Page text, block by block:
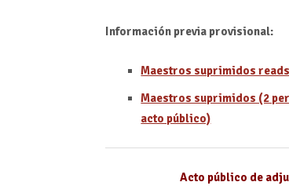
Información previa provisional:
Maestros suprimidos
Maestros suprimidos (2
acto público)
Acto público de